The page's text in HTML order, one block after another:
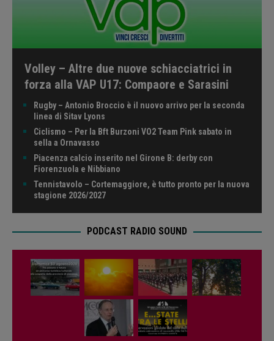
Volley – Altre due nuove schiacciatrici in
forza alla VAP U17: Compaore e Sarasini
Rugby – Antonio Broccio è il nuovo arrivo per la seconda
linea di Sitav Lyons
Ciclismo – Per la Bft Burzoni VO2 Team Pink sabato in
sella a Ornavasso
Piacenza calcio inserito nel Girone B: derby con
Fiorenzuola e Nibbiano
Tennistavolo – Cortemaggiore, è tutto pronto per la nuova
stagione 2026/2027
PODCAST RADIO SOUND